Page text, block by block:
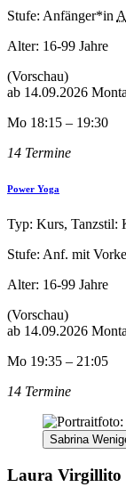
Stufe: Anfänger*in A
Alter: 16-99 Jahre
(Vorschau)
ab 14.09.2026
Mo 18:15 – 19:30
14 Termine
Power Yoga
Typ: Kurs, Tanzstil:
Stufe: Anf. mit
Alter: 16-99 Jahre
(Vorschau)
ab 14.09.2026
Mo 19:35 – 21:05
14 Termine
Sabrina
Laura Virgillito